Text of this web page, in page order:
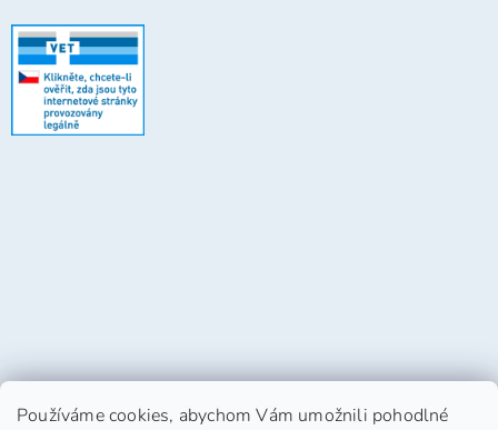
Používáme cookies, abychom Vám umožnili pohodlné